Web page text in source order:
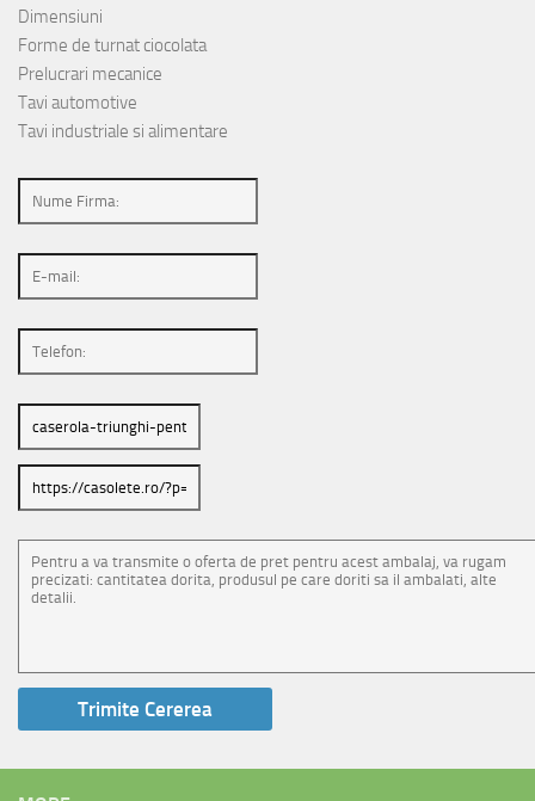
Dimensiuni
Forme de turnat ciocolata
Prelucrari mecanice
Tavi automotive
Tavi industriale si alimentare